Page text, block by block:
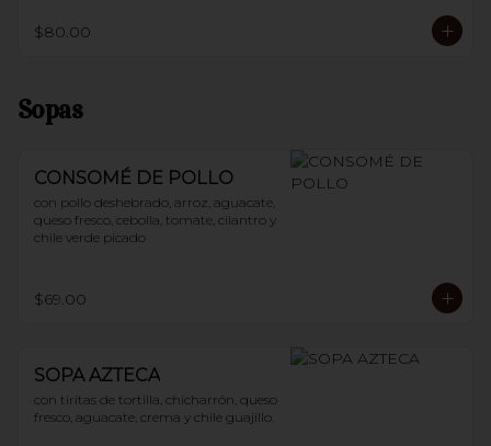
$80.00
Sopas
CONSOMÉ DE POLLO
con pollo deshebrado, arroz, aguacate,
queso fresco, cebolla, tomate, cilantro y
chile verde picado
$69.00
SOPA AZTECA
con tiritas de tortilla, chicharrón, queso
fresco, aguacate, crema y chile guajillo.